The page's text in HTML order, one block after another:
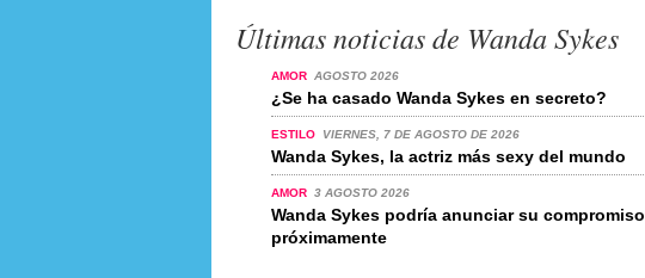
Últimas noticias de Wanda Sykes
AMOR AGOSTO 2026
¿Se ha casado Wanda Sykes en secreto?
ESTILO VIERNES, 7 DE AGOSTO DE 2026
Wanda Sykes, la actriz más sexy del mundo
AMOR 3 AGOSTO 2026
Wanda Sykes podría anunciar su compromiso
próximamente